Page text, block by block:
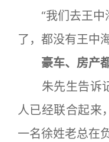
“我们去王中
了，都没有王中
豪车、房产
朱先生告诉记
人已经联合起来
一名徐姓老总在